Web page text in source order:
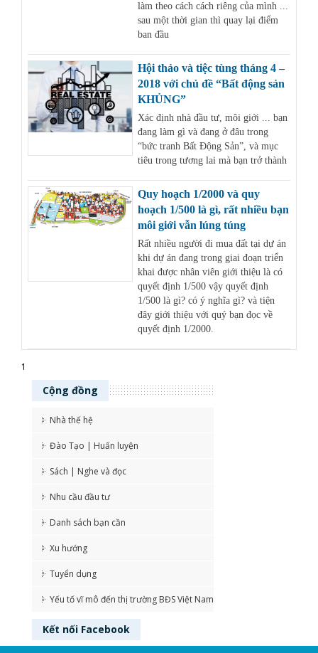
làm theo cách cách riêng của mình ...
sau một thời gian thì quay lại điểm
ban đầu
Hội thảo và tiệc tùng tháng 4 –
2018 với chủ đề “Bất động sản
KHỦNG”
Xác định nhà đầu tư, môi giới ... bạn
đang làm gì và đang ở đâu trong
“bức tranh Bất Động Sản”, và mục
tiêu trong tương lai mà bạn trở thành
Quy hoạch 1/2000 và quy
hoạch 1/500 là gì, rất nhiều bạn
môi giới vẫn lúng túng
Rất nhiều người đi mua đất tại dự án
khi dự án đang trong giai đoạn triển
khai được nhân viên giới thiệu là có
quyết định 1/500 vậy quyết định
1/500 là gì? có ý nghĩa gì? và tiện
đây giới thiệu với quý bạn đọc về
quyết định 1/2000.
1
Cộng đồng
Nhà thế hệ
Đào Tạo | Huấn luyện
Sách | Nghe và đọc
Nhu cầu đầu tư
Danh sách bạn cần
Xu hướng
Tuyển dụng
Yếu tố vĩ mô đến thị trường BĐS Việt Nam
Kết nối Facebook